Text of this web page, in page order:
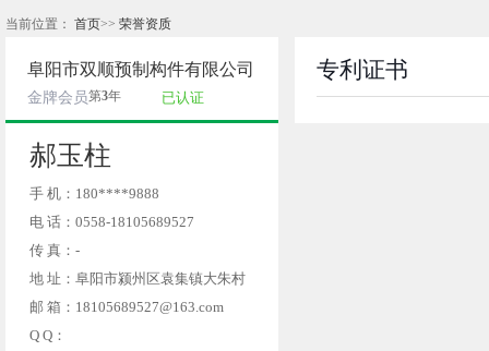
当前位置： 首页>> 荣誉资质
阜阳市双顺预制构件有限公司
金牌会员第3年 已认证
郝玉柱
手 机：180****9888
电 话：0558-18105689527
传 真：-
地 址：阜阳市颍州区袁集镇大朱村
邮 箱：18105689527@163.com
Q Q：
专利证书